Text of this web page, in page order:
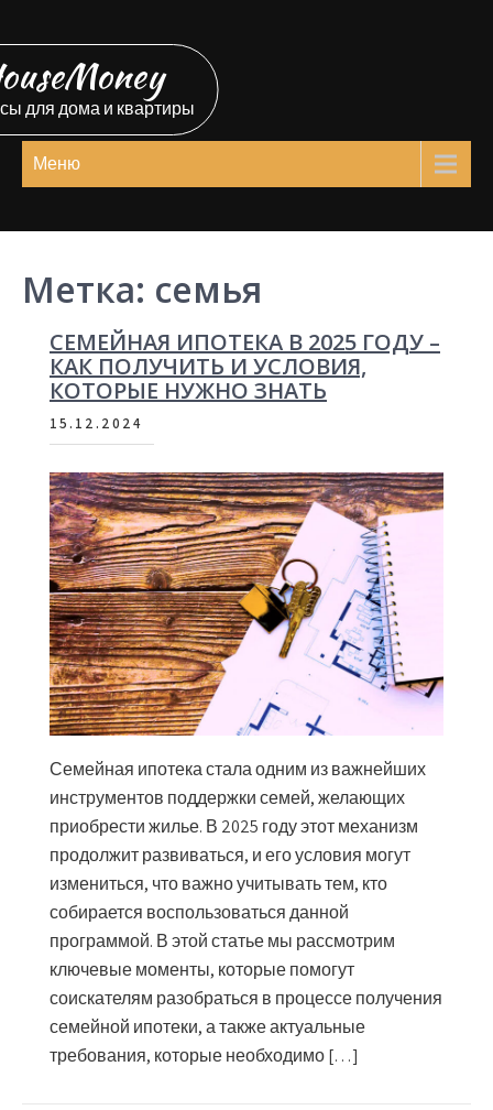
к
содержимому
для дома и квартиры
Меню
Метка: семья
СЕМЕЙНАЯ ИПОТЕКА В 2025 ГОДУ –
КАК ПОЛУЧИТЬ И УСЛОВИЯ,
КОТОРЫЕ НУЖНО ЗНАТЬ
15.12.2024
Семейная ипотека стала одним из важнейших
инструментов поддержки семей, желающих
приобрести жилье. В 2025 году этот механизм
продолжит развиваться, и его условия могут
измениться, что важно учитывать тем, кто
собирается воспользоваться данной
программой. В этой статье мы рассмотрим
ключевые моменты, которые помогут
соискателям разобраться в процессе получения
семейной ипотеки, а также актуальные
требования, которые необходимо […]